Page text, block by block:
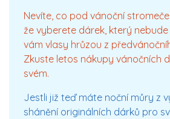
Nevíte, co pod vánoční
že vyberete dárek, který
vám vlasy hrůzou z
Zkuste letos nákupy vánočních
svém.
Jestli již teď máte noční můry z
shánění originálních dárků pro